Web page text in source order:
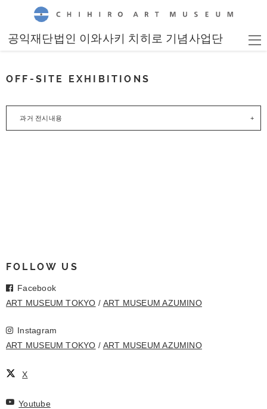
공익재단법인 이와사키 치히로 기념사업단
OFF-SITE EXHIBITIONS
과거 전시내용
FOLLOW US
Facebook
ART MUSEUM TOKYO
ART MUSEUM AZUMINO
Instagram
ART MUSEUM TOKYO
ART MUSEUM AZUMINO
X
Youtube